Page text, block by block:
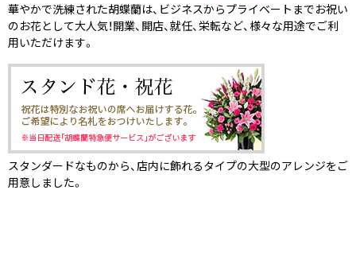
華やかで洗練された胡蝶蘭は、ビジネスからプライベートまでお祝い
のお花として大人気！開業、開店、就任、栄転など、様々な用途でご利
用いただけます。
スタンダードなものから、店内に飾れるタイプの大型のアレンジをご
用意しました。